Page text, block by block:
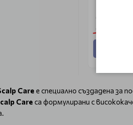
€ 15.95
€ 19.94
Care е специално създадена за
Care са формулирани с